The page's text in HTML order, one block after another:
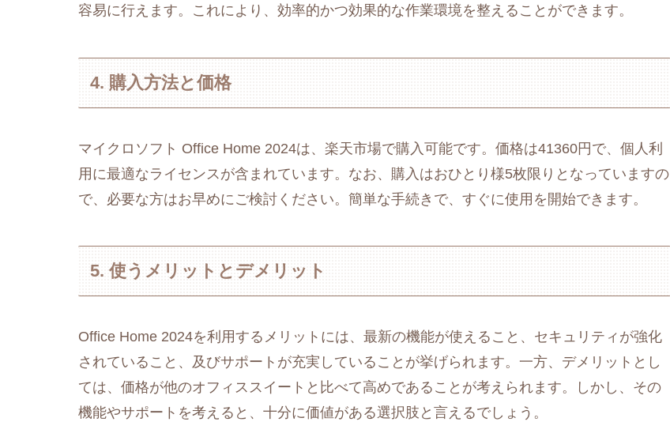
容易に行えます。これにより、効率的かつ効果的な作業環境を整えることができます。
4. 購入方法と価格
マイクロソフト Office Home 2024は、楽天市場で購入可能です。価格は41360円で、個人利
用に最適なライセンスが含まれています。なお、購入はおひとり様5枚限りとなっていますの
で、必要な方はお早めにご検討ください。簡単な手続きで、すぐに使用を開始できます。
5. 使うメリットとデメリット
Office Home 2024を利用するメリットには、最新の機能が使えること、セキュリティが強化
されていること、及びサポートが充実していることが挙げられます。一方、デメリットとし
ては、価格が他のオフィススイートと比べて高めであることが考えられます。しかし、その
機能やサポートを考えると、十分に価値がある選択肢と言えるでしょう。